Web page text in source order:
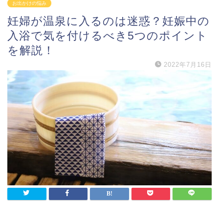
お出かけの悩み
妊婦が温泉に入るのは迷惑？妊娠中の
入浴で気を付けるべき5つのポイント
を解説！
2022年7月16日